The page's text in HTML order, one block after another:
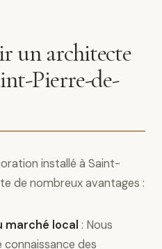
un architecte
Pierre-de-
installé à Saint-
de nombreux avantages :
marché local : Nous
des